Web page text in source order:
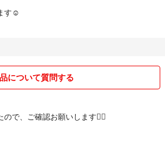
す☺︎
について質問する
で、ご確認お願いします🙇‍♀️